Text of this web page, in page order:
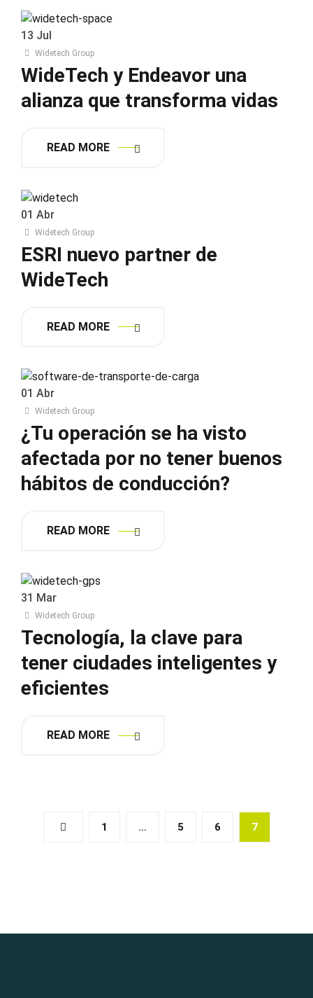
13 Jul
Widetech Group
WideTech y Endeavor una
alianza que transforma vidas
READ MORE
01 Abr
Widetech Group
ESRI nuevo partner de
WideTech
READ MORE
01 Abr
Widetech Group
¿Tu operación se ha visto
afectada por no tener buenos
hábitos de conducción?
READ MORE
31 Mar
Widetech Group
Tecnología, la clave para
tener ciudades inteligentes y
eficientes
READ MORE
1 … 5 6 7